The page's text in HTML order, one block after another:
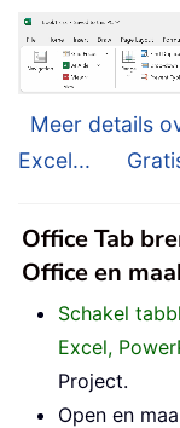
Meer details
Excel...
Office Tab
Office en
Schakel
Excel,
Project.
Open en